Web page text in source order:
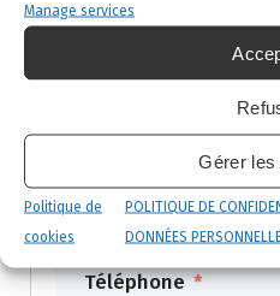
Manage services
Gérer les
Politique de
cookies
POLITIQUE DE
DONNÉES
Téléphone